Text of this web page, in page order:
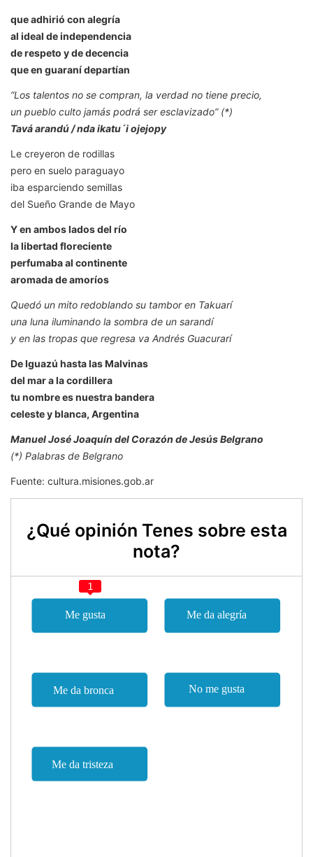
que adhirió con alegría
al ideal de independencia
de respeto y de decencia
que en guaraní departían
“Los talentos no se compran, la verdad no tiene precio,
un pueblo culto jamás podrá ser esclavizado” (*)
Tavá arandú / nda ikatu´i ojejopy
Le creyeron de rodillas
pero en suelo paraguayo
iba esparciendo semillas
del Sueño Grande de Mayo
Y en ambos lados del río
la libertad floreciente
perfumaba al continente
aromada de amoríos
Quedó un mito redoblando su tambor en Takuarí
una luna iluminando la sombra de un sarandí
y en las tropas que regresa va Andrés Guacurarí
De Iguazú hasta las Malvinas
del mar a la cordillera
tu nombre es nuestra bandera
celeste y blanca, Argentina
Manuel José Joaquín del Corazón de Jesús Belgrano
(*) Palabras de Belgrano
Fuente: cultura.misiones.gob.ar
¿Qué opinión Tenes sobre esta
nota?
1